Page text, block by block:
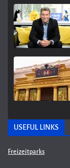
USEFUL LINKS
Freizeitparks